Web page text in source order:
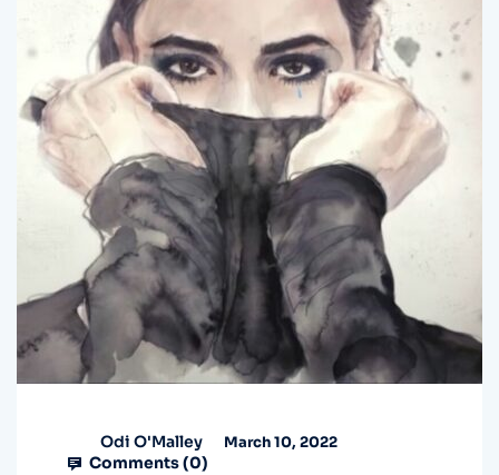
Odi O'Malley March 10, 2022
Comments (0)